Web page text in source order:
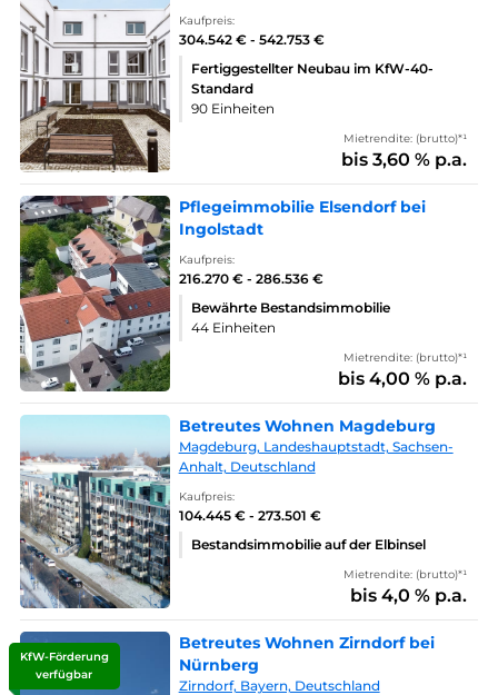
Kaufpreis:
304.542 € - 542.753 €
Fertiggestellter Neubau im KfW-40-
Standard
90 Einheiten
Mietrendite: (brutto)*¹
bis 3,60 % p.a.
Pflegeimmobilie Elsendorf bei
Ingolstadt
Kaufpreis:
216.270 € - 286.536 €
Bewährte Bestandsimmobilie
44 Einheiten
Mietrendite: (brutto)*¹
bis 4,00 % p.a.
Betreutes Wohnen Magdeburg
Magdeburg, Landeshauptstadt, Sachsen-
Anhalt, Deutschland
Kaufpreis:
104.445 € - 273.501 €
Bestandsimmobilie auf der Elbinsel
Mietrendite: (brutto)*¹
bis 4,0 % p.a.
KfW-Förderung
verfügbar
Betreutes Wohnen Zirndorf bei
Nürnberg
Zirndorf, Bayern, Deutschland